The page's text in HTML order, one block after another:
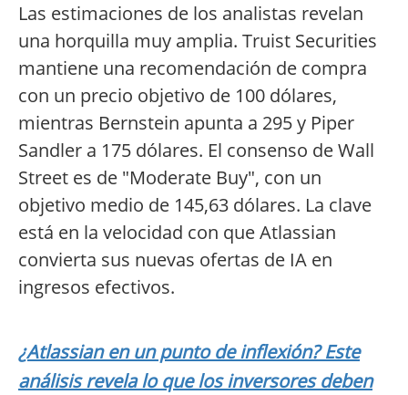
Las estimaciones de los analistas revelan
una horquilla muy amplia. Truist Securities
mantiene una recomendación de compra
con un precio objetivo de 100 dólares,
mientras Bernstein apunta a 295 y Piper
Sandler a 175 dólares. El consenso de Wall
Street es de "Moderate Buy", con un
objetivo medio de 145,63 dólares. La clave
está en la velocidad con que Atlassian
convierta sus nuevas ofertas de IA en
ingresos efectivos.
¿Atlassian en un punto de inflexión? Este
análisis revela lo que los inversores deben